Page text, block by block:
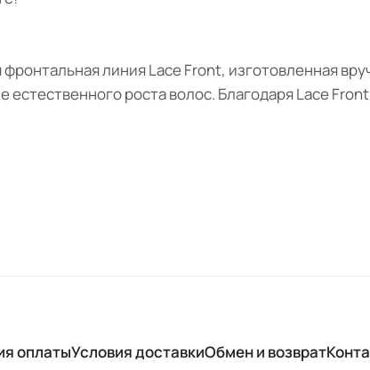
линия Lace Front, изготовленная
естественного роста волос. Благодаря Lace
оплатыУсловия доставкиОбмен и возврат